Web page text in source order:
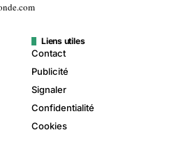
Liens utiles
Contact
Publicité
Signaler
Confidentialité
Cookies